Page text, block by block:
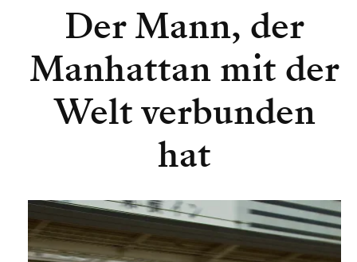
Der Mann, der
Manhattan mit der
Welt verbunden
hat